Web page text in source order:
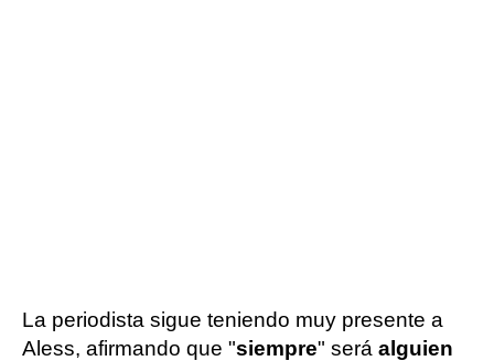
La periodista sigue teniendo muy presente a
Aless, afirmando que "siempre" será alguien